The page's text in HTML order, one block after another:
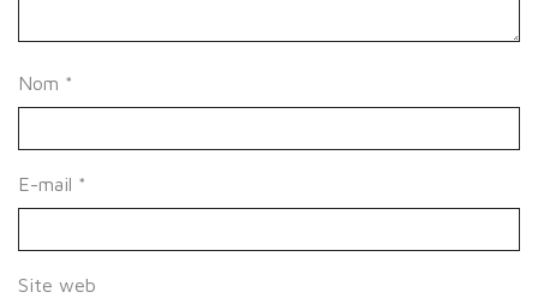
Nom *
E-mail *
Site web